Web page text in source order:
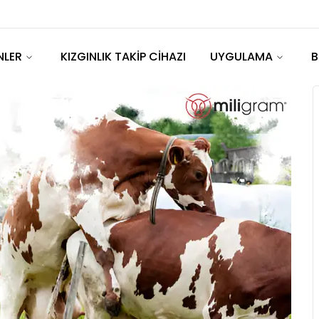
KIZGINLIK TAKİP CİHAZI UYGULAMA